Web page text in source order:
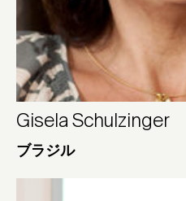
Gisela Schulzinger
ブラジル